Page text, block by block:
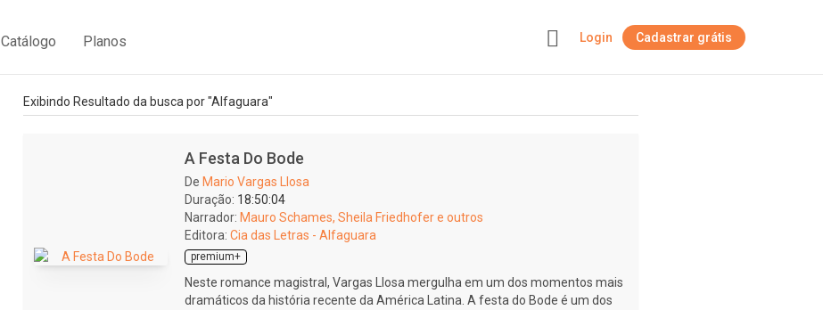
Catálogo Planos Login Cadastrar grátis
Exibindo Resultado da busca por "Alfaguara"
A Festa Do Bode
De Mario Vargas Llosa
Duração: 18:50:04
Narrador: Mauro Schames, Sheila Friedhofer e outros
Editora: Cia das Letras - Alfaguara
premium+
Neste romance magistral, Vargas Llosa mergulha em um dos momentos mais
dramáticos da história recente da América Latina. A festa do Bode é um dos